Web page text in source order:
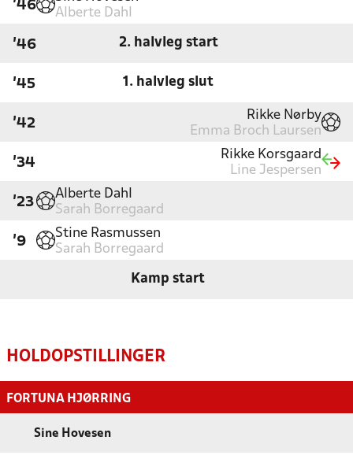
'46
Alberte Dahl
'46 2. halvleg start
'45 1. halvleg slut
'42
Rikke Nørby
Emma Broch Laursen
'34
Rikke Korsgaard
Line Jespersen
'23
Alberte Dahl
Sarah Borregaard
'9
Stine Rasmussen
Sarah Borregaard
Kamp start
HOLDOPSTILLINGER
FORTUNA HJØRRING
Sine Hovesen